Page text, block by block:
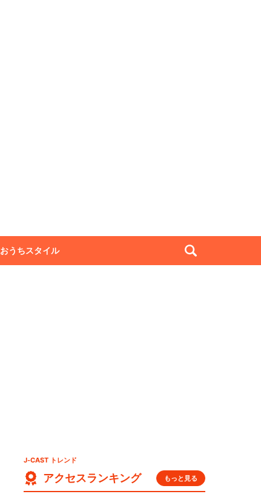
おうちスタイル
J-CAST トレンド
アクセスランキング もっと見る